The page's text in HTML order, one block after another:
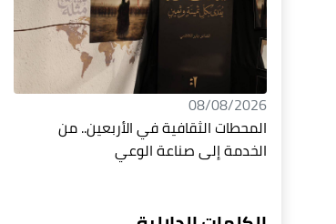
08/08/2026
المحطات الثقافية في الأربعين.. من
الخدمة إلى صناعة الوعي